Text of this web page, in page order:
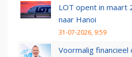
LOT opent in maart
naar Hanoi
31-07-2026, 9:59
Voormalig